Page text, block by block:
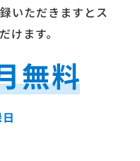
いただきますとス
けます。